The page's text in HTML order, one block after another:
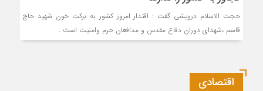
حجت الاسلام درویشی گفت : اقتدار امروز کشور به برکت خون شهید حاج
قاسم ،شهدای دوران دفاع مقدس و مدافعان حرم وامنیت است .
اقتصادی